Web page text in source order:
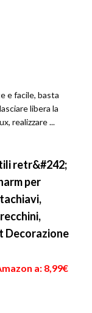
e facile, basta
libera la
realizzare ...
retr&#242;
per
Decorazione
a: 8,99€